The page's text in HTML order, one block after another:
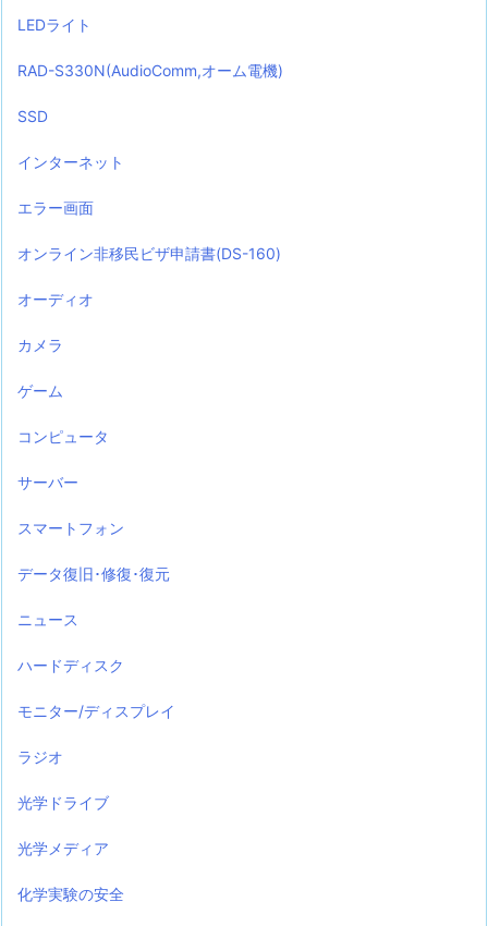
LEDライト
RAD-S330N(AudioComm,オーム電機)
SSD
インターネット
エラー画面
オンライン非移民ビザ申請書(DS-160)
オーディオ
カメラ
ゲーム
コンピュータ
サーバー
スマートフォン
データ復旧･修復･復元
ニュース
ハードディスク
モニター/ディスプレイ
ラジオ
光学ドライブ
光学メディア
化学実験の安全